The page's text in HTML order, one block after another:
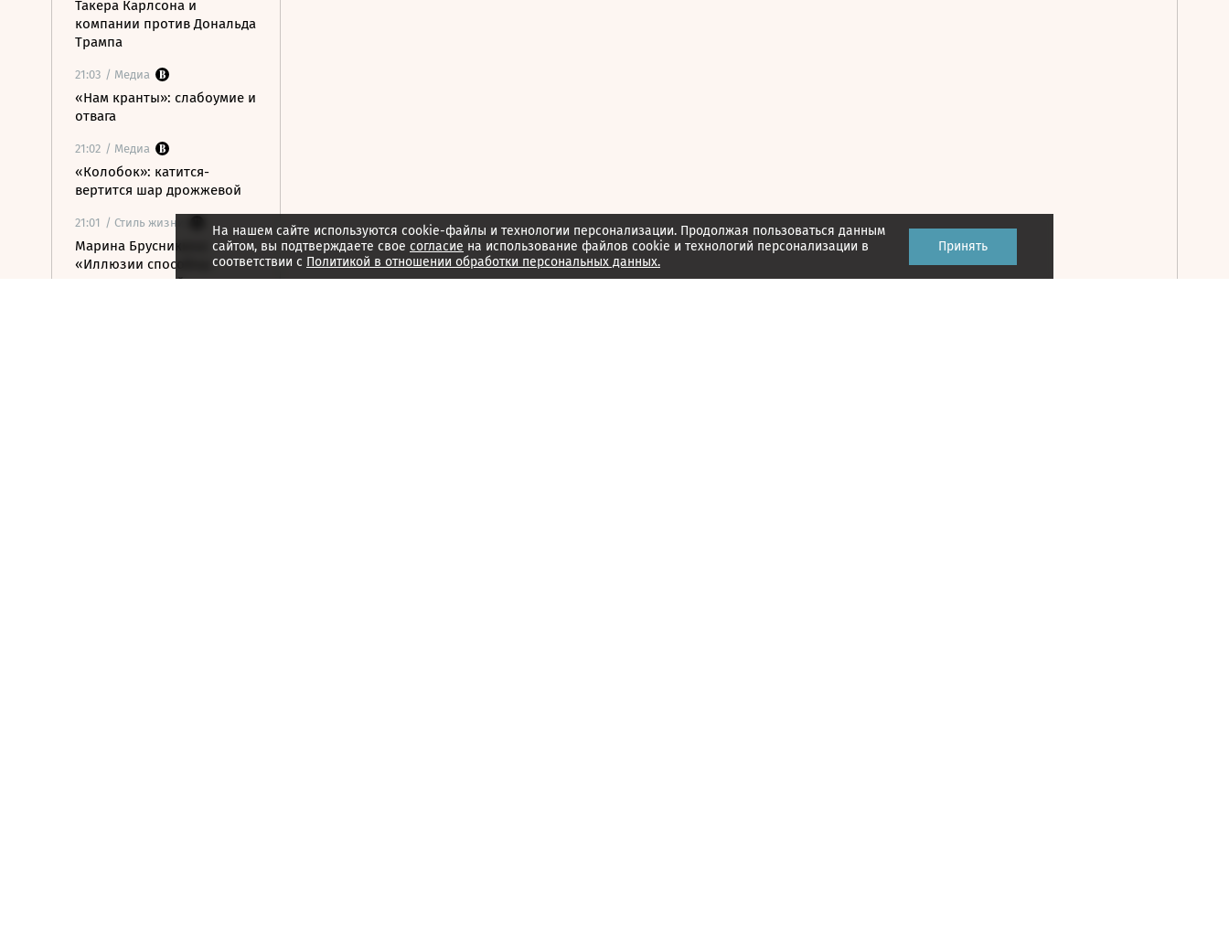
Такера Карлсона и
компании против Дональда
Трампа
21:03 / Медиа
«Нам кранты»: слабоумие и
отвага
21:02 / Медиа
«Колобок»: катится-
вертится шар дрожжевой
21:01 / Стиль жизни
Марина Брусникина:
«Иллюзии способны
влиять на людей»
На нашем сайте используются cookie-файлы и технологии персонализации. Продолжая пользоваться данным
сайтом, вы подтверждаете свое согласие на использование файлов cookie и технологий персонализации в
соответствии с Политикой в отношении обработки персональных данных.
Принять